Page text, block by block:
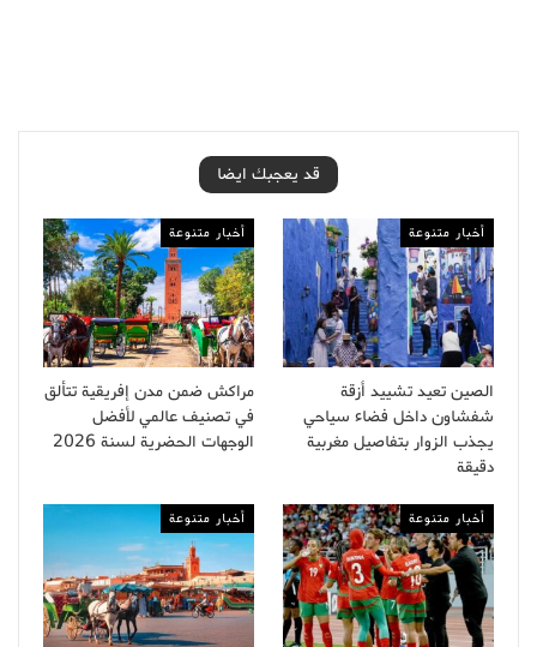
قد يعجبك ايضا
أخبار متنوعة
الصين تعيد تشييد أزقة
شفشاون داخل فضاء سياحي
يجذب الزوار بتفاصيل مغربية
دقيقة
أخبار متنوعة
مراكش ضمن مدن إفريقية تتألق
في تصنيف عالمي لأفضل
الوجهات الحضرية لسنة 2026
أخبار متنوعة أخبار متنوعة